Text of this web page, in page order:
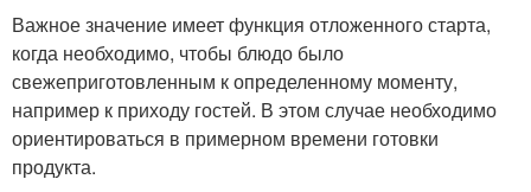
Важное значение имеет функция отложенного старта,
когда необходимо, чтобы блюдо было
свежеприготовленным к определенному моменту,
например к приходу гостей. В этом случае необходимо
ориентироваться в примерном времени готовки
продукта.